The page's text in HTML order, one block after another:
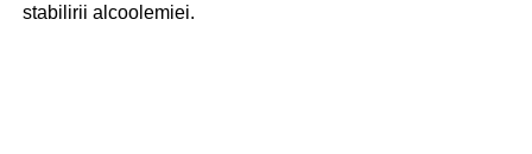
stabilirii alcoolemiei.